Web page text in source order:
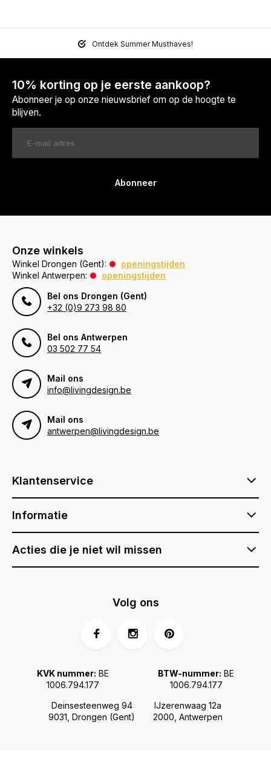
Ontdek Summer Musthaves!
10% korting op je eerste aankoop?
Abonneer je op onze nieuwsbrief om op de hoogte te
blijven.
Abonneer
Onze winkels
Winkel Drongen (Gent):
openingstijden
Winkel Antwerpen:
openingstijden
Bel ons Drongen (Gent)
+32 (0)9 273 98 80
Bel ons Antwerpen
03 502 77 54
Mail ons
info@livingdesign.be
Mail ons
antwerpen@livingdesign.be
Klantenservice
Informatie
Acties die je niet wil missen
Deinsesteenweg 94
9031, Drongen (Gent)
IJzerenwaag 12a
2000, Antwerpen
KVK nummer: BE
1006.794.177
BTW-nummer: BE
1006.794.177
Volg ons